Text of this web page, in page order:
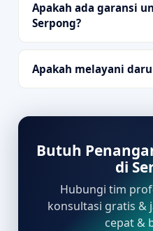
Apakah ada garansi
Serpong?
Apakah melayani
Butuh
di
Hubungi tim
konsultasi gratis &
cepat &